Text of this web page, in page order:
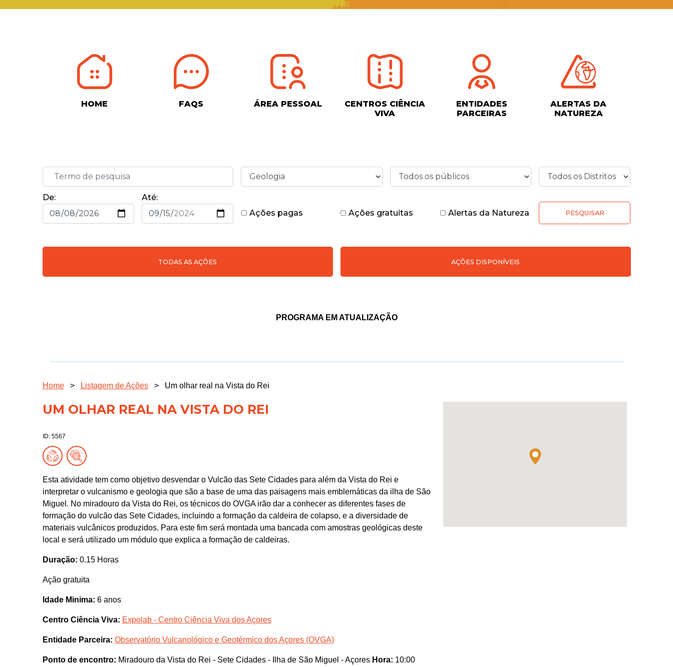
HOME FAQS ÁREA PESSOAL
CENTROS CIÊNCIA
VIVA
ENTIDADES
PARCEIRAS
ALERTAS DA
NATUREZA
De:
Até:
Ações pagas
Ações gratuitas Alertas da Natureza PESQUISAR
TODAS AS AÇÕES AÇÕES DISPONÍVEIS
PROGRAMA EM ATUALIZAÇÃO
Home > Listagem de Ações > Um olhar real na Vista do Rei
UM OLHAR REAL NA VISTA DO REI
ID: 5567
Esta atividade tem como objetivo desvendar o Vulcão das Sete Cidades para além da Vista do Rei e
interpretar o vulcanismo e geologia que são a base de uma das paisagens mais emblemáticas da ilha de São
Miguel. No miradouro da Vista do Rei, os técnicos do OVGA irão dar a conhecer as diferentes fases de
formação do vulcão das Sete Cidades, incluindo a formação da caldeira de colapso, e a diversidade de
materiais vulcânicos produzidos. Para este fim será montada uma bancada com amostras geológicas deste
local e será utilizado um módulo que explica a formação de caldeiras.
Duração: 0.15 Horas
Ação gratuita
Idade Minima: 6 anos
Centro Ciência Viva: Expolab - Centro Ciência Viva dos Açores
Entidade Parceira: Observatório Vulcanológico e Geotérmico dos Açores (OVGA)
Ponto de encontro: Miradouro da Vista do Rei - Sete Cidades - Ilha de São Miguel - Açores Hora: 10:00